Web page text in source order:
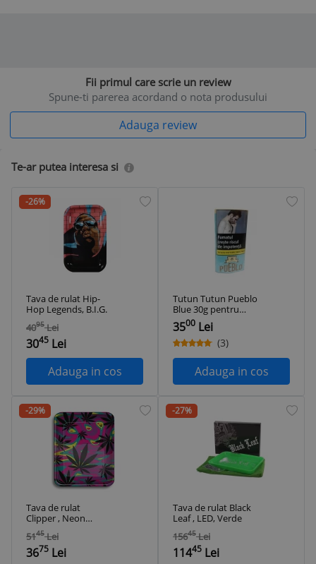
Fii primul care scrie un review
Spune-ti parerea acordand o nota produsului
Adauga review
Te-ar putea interesa si
-26%
Tava de rulat Hip-
Hop Legends, B.I.G.
4095 Lei
3045 Lei
Adauga in cos
Tutun Tutun Pueblo
Blue 30g pentru
foite rulat si tuburi
injectat
3500 Lei
(3)
Adauga in cos
-29%
Tava de rulat
Clipper , Neon
Leaves 2
5145 Lei
3675 Lei
-27%
Tava de rulat Black
Leaf , LED, Verde
15645 Lei
11445 Lei